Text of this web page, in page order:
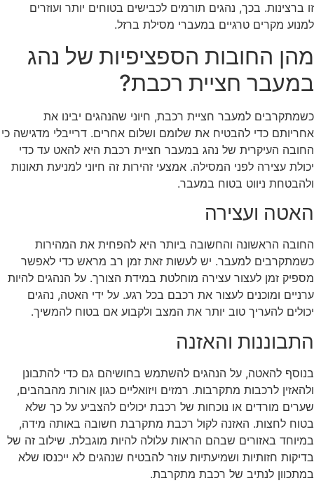
ברצינות. בכך, נהגים תורמים לכבישים בטוחים יותר ועוזרים
מקרים טרגיים במעברי מסילת ברזל.
החובות הספציפיות של נהג
חציית רכבת?
למעבר חציית רכבת, חיוני שהנהגים יבינו את
כדי להבטיח את שלומם ושלום אחרים. דרייבלי מדגישה כי
העיקרית של נהג במעבר חציית רכבת היא להאט עד כדי
עצירה לפני המסילה. אמצעי זהירות זה חיוני למניעת תאונות
ניווט בטוח במעבר.
ועצירה
הראשונה והחשובה ביותר היא להפחית את המהירות
למעבר. יש לעשות זאת זמן רב מראש כדי לאפשר
זמן לעצור עצירה מוחלטת במידת הצורך. על הנהגים להיות
ומוכנים לעצור את רכבם בכל רגע. על ידי האטה, נהגים
להעריך טוב יותר את המצב ולקבוע אם בטוח להמשיך.
והאזנה
להאטה, על הנהגים להשתמש בחושיהם גם כדי להתבונן
לרכבות מתקרבות. רמזים ויזואליים כגון אורות מהבהבים,
מורדים או נוכחות של רכבת יכולים להצביע על כך שלא
לחצות. האזנה לקול רכבת מתקרבת חשובה באותה מידה,
באזורים שבהם הראות עלולה להיות מוגבלת. שילוב זה של
חזותיות ושמיעתיות עוזר להבטיח שנהגים לא ייכנסו שלא
לנתיב של רכבת מתקרבת.